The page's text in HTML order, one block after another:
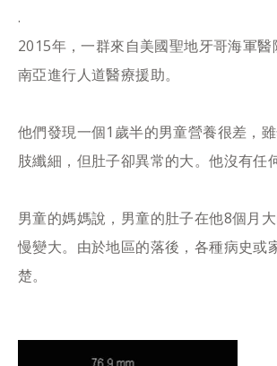
.
2015年，一群來自美國聖地牙哥海軍醫
南亞進行人道醫療援助。
他們發現一個1歲半的男童營養很差，
肢纖細，但肚子卻異常的大。他沒有任
男童的媽媽說，男童的肚子在他8個月
慢變大。由於地區的落後，各種病史或
楚。